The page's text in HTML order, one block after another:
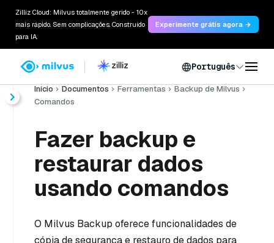
Zilliz Cloud: Milvus totalmente gerido - 10x
mais rápido. Sem complicações. Construído
para IA.
Experimente grátis agora →
Português
Início Documentos Ferramentas
Backup de Milvus
Comandos
Fazer backup e
restaurar dados
usando comandos
O Milvus Backup oferece funcionalidades de
cópia de segurança e restauro de dados para